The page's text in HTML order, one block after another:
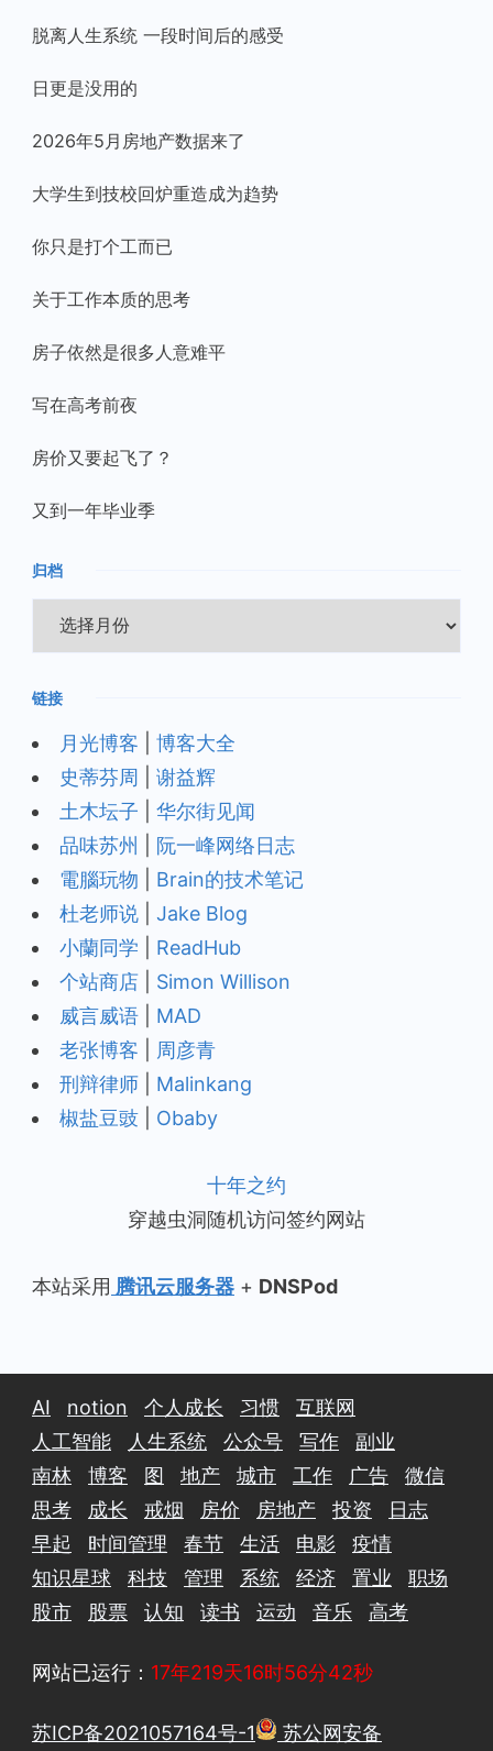
脱离人生系统 一段时间后的感受
日更是没用的
2026年5月房地产数据来了
大学生到技校回炉重造成为趋势
你只是打个工而已
关于工作本质的思考
房子依然是很多人意难平
写在高考前夜
房价又要起飞了？
又到一年毕业季
归档
档
链接
月光博客
博客大全
史蒂芬周
谢益辉
土木坛子
华尔街见闻
品味苏州
阮一峰网络日志
電腦玩物
Brain的技术笔记
杜老师说
Jake Blog
小蘭同学
ReadHub
个站商店
Simon Willison
威言威语
MAD
老张博客
周彦青
刑辩律师
Malinkang
椒盐豆豉
Obaby
十年之约
穿越虫洞随机访问签约网站
本站采用 腾讯云服务器 + DNSPod
AI notion 个人成长 习惯
互联网
人工智能
人生系统 公众号 写作
副业
南林
博客 图 地产 城市 工作 广告
微信
思考
成长 戒烟 房价 房地产 投资
日志
早起
时间管理 春节 生活 电影
疫情
知识星球
科技 管理 系统 经济 置业
职场
股市
股票 认知 读书 运动 音乐 高考
网站已运行： 17年219天16时56分42秒
苏ICP备2021057164号-1 苏公网安备